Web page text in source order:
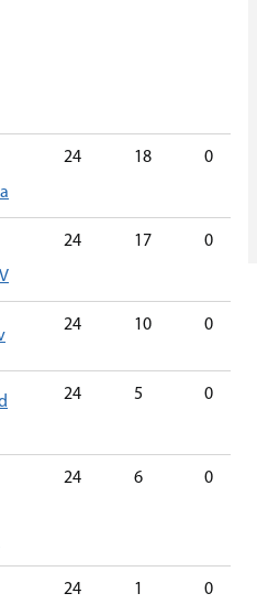
24 18 0
24 17 0
24 10 0
24 5 0
24 6 0
24 1 0